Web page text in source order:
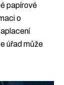
papírové
o
úřad může